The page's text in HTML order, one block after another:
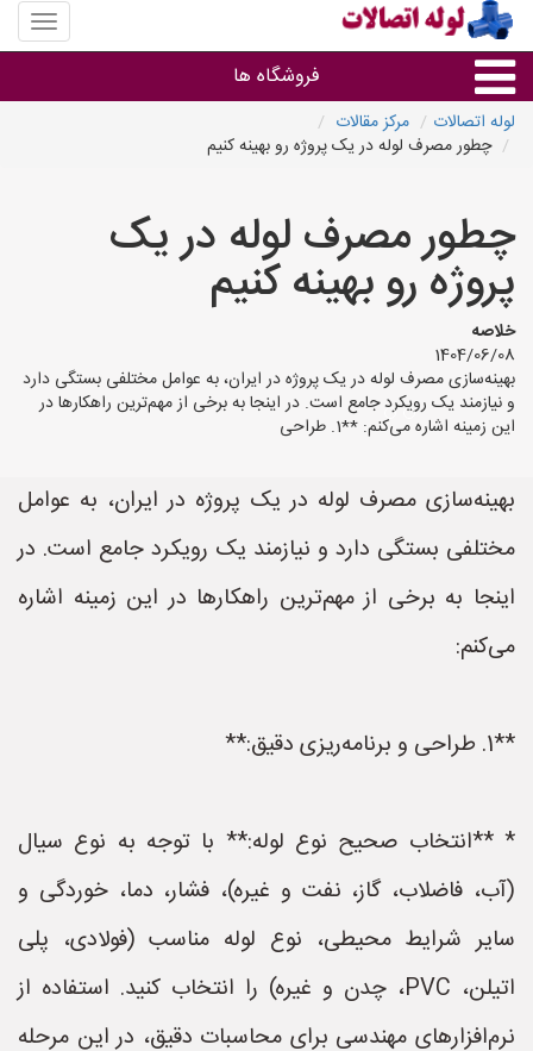
منوی
سایت
فروشگاه ها
لوله و اتصالات
سایر گروه ها
فروشگاه های لوله و اتصالات
لوله اتصالات
مرکز مقالات
چطور مصرف لوله در یک پروژه رو بهینه کنیم
چطور مصرف لوله در یک
پروژه رو بهینه کنیم
خلاصه
1404/06/08
بهینه‌سازی مصرف لوله در یک پروژه در ایران، به عوامل مختلفی بستگی دارد
و نیازمند یک رویکرد جامع است. در اینجا به برخی از مهم‌ترین راهکارها در
این زمینه اشاره می‌کنم: **1. طراحی
بهینه‌سازی مصرف لوله در یک پروژه در ایران، به عوامل
مختلفی بستگی دارد و نیازمند یک رویکرد جامع است. در
اینجا به برخی از مهم‌ترین راهکارها در این زمینه اشاره
می‌کنم:
**1. طراحی و برنامه‌ریزی دقیق:**
* **انتخاب صحیح نوع لوله:** با توجه به نوع سیال
(آب، فاضلاب، گاز، نفت و غیره)، فشار، دما، خوردگی و
سایر شرایط محیطی، نوع لوله مناسب (فولادی، پلی
اتیلن، PVC، چدن و غیره) را انتخاب کنید. استفاده از
نرم‌افزارهای مهندسی برای محاسبات دقیق، در این مرحله